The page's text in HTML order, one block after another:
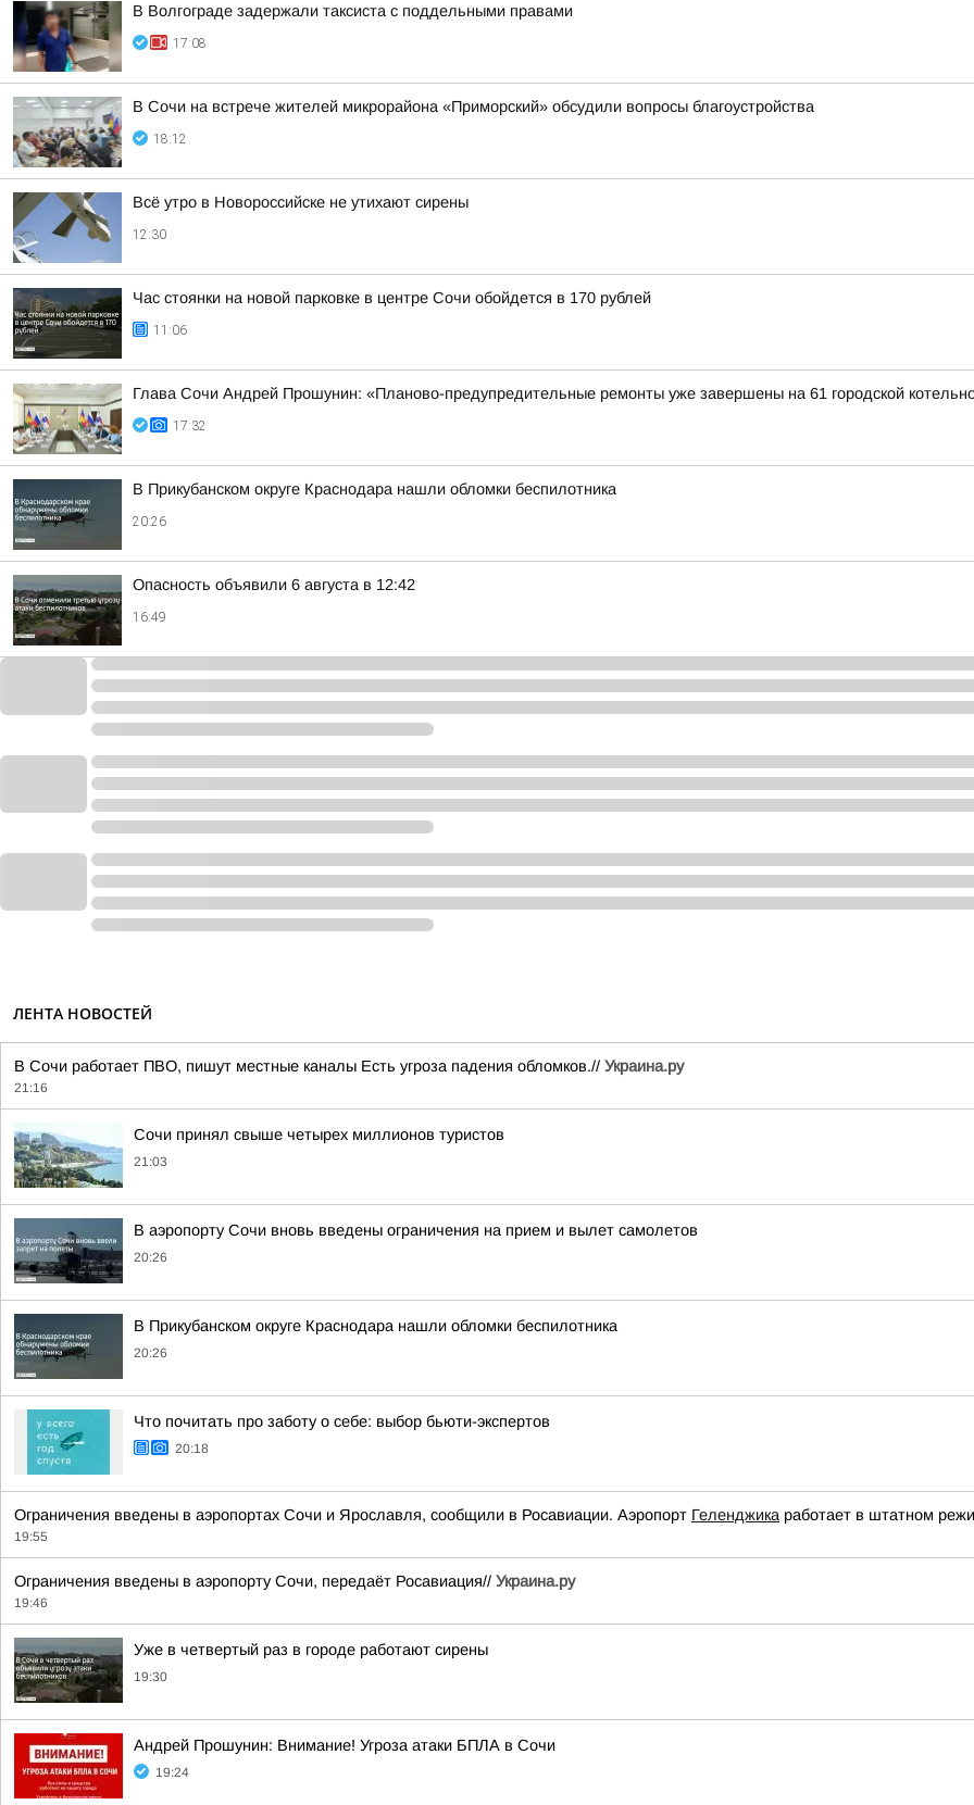
В Волгограде задержали таксиста с поддельными правами
17:08
В Сочи на встрече жителей микрорайона «Приморский» обсудили вопросы благоустройства
18:12
Всё утро в Новороссийске не утихают сирены
12:30
Час стоянки на новой парковке в центре Сочи обойдется в 170 рублей
11:06
Глава Сочи Андрей Прошунин: «Планово-предупредительные ремонты уже завершены на 61 городской
17:32
В Прикубанском округе Краснодара нашли обломки беспилотника
20:26
Опасность объявили 6 августа в 12:42
16:49
ЛЕНТА НОВОСТЕЙ
В Сочи работает ПВО, пишут местные каналы Есть угроза падения обломков.// Украина.ру
21:16
Сочи принял свыше четырех миллионов туристов
21:03
В аэропорту Сочи вновь введены ограничения на прием и вылет самолетов
20:26
В Прикубанском округе Краснодара нашли обломки беспилотника
20:26
Что почитать про заботу о себе: выбор бьюти-экспертов
20:18
Ограничения введены в аэропортах Сочи и Ярославля, сообщили в Росавиации. Аэропорт Геленджика работает в штатном
19:55
Ограничения введены в аэропорту Сочи, передаёт Росавиация// Украина.ру
19:46
Уже в четвертый раз в городе работают сирены
19:30
Андрей Прошунин: Внимание! Угроза атаки БПЛА в Сочи
19:24